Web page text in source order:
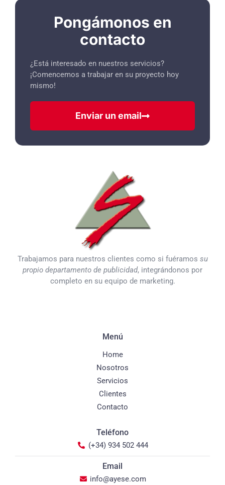
Pongámonos en
contacto
¿Está interesado en nuestros servicios?
¡Comencemos a trabajar en su proyecto hoy
mismo!
Enviar un email
Trabajamos para nuestros clientes como si fuéramos su
propio departamento de publicidad, integrándonos por
completo en su equipo de marketing.
Menú
Home
Nosotros
Servicios
Clientes
Contacto
Teléfono
(+34) 934 502 444
Email
info@ayese.com